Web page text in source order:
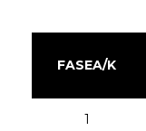
FASEA/K
1